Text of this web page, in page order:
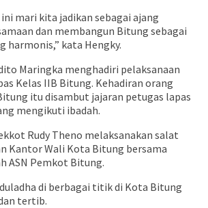
mari kita jadikan sebagai ajang
dan membangun Bitung sebagai
harmonis,” kata Hengky.
Maringka menghadiri pelaksanaan
Kelas IIB Bitung. Kehadiran orang
itu disambut jajaran petugas lapas
mengikuti ibadah.
Rudy Theno melaksanakan salat
Kantor Wali Kota Bitung bersama
ASN Pemkot Bitung.
di berbagai titik di Kota Bitung
tertib.